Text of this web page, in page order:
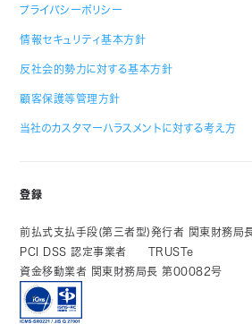
プライバシーポリシー
情報セキュリティ基本方針
反社会的勢力に対する基本方針
顧客保護等管理方針
当社のカスタマーハラスメントに対する考え方
登録
前払式支払手段(第三者型)発行者 関東財務
PCI DSS 認定事業者
TRUSTe
資金移動業者 関東財務局長 第00082号